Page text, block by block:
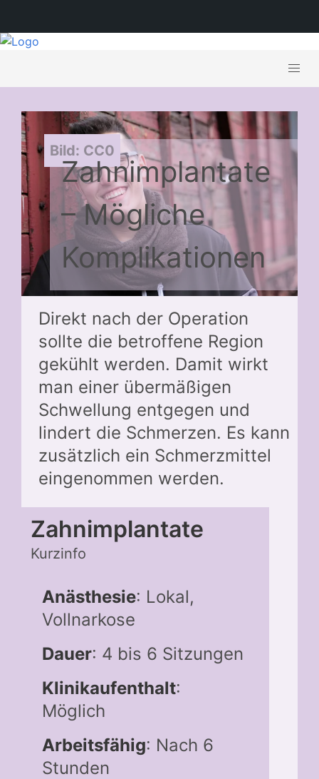
Bild: CC0
Zahnimplantate
– Mögliche
Komplikationen
Direkt nach der Operation
sollte die betroffene Region
gekühlt werden. Damit wirkt
man einer übermäßigen
Schwellung entgegen und
lindert die Schmerzen. Es kann
zusätzlich ein Schmerzmittel
eingenommen werden.
Zahnimplantate
Kurzinfo
Anästhesie: Lokal,
Vollnarkose
Dauer: 4 bis 6 Sitzungen
Klinikaufenthalt:
Möglich
Arbeitsfähig: Nach 6
Stunden